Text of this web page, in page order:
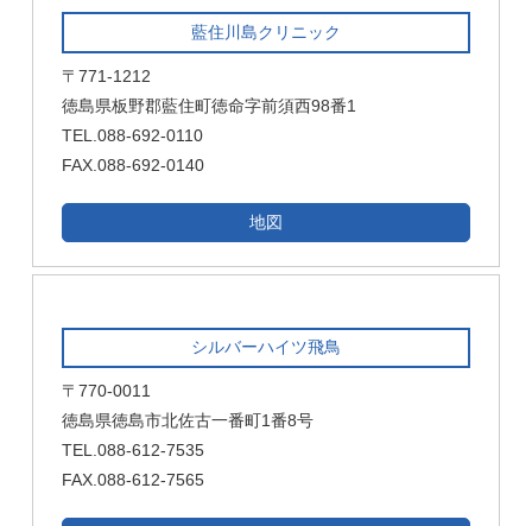
藍住川島クリニック
〒771-1212
徳島県板野郡藍住町徳命字前須西98番1
TEL.088-692-0110
FAX.088-692-0140
地図
シルバーハイツ飛鳥
〒770-0011
徳島県徳島市北佐古一番町1番8号
TEL.088-612-7535
FAX.088-612-7565